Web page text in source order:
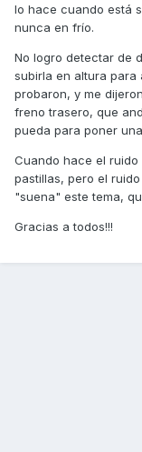
lo hace cuando está
nunca en frío.
No logro detectar de
subirla en altura para
probaron, y me
freno trasero, que
pueda para poner
Cuando hace el
pastillas, pero el
"suena" este tema,
Gracias a todos!!!